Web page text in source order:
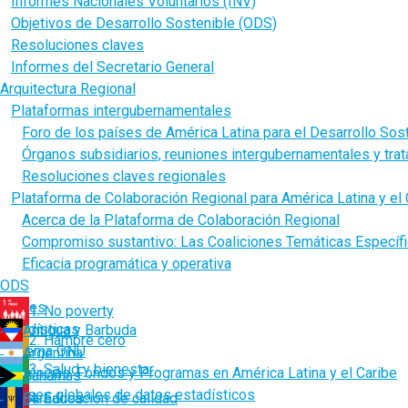
Objetivos de Desarrollo Sostenible (ODS)
Resoluciones claves
Informes del Secretario General
Arquitectura Regional
Plataformas intergubernamentales
Foro de los países de América Latina para el Desarrollo
Órganos subsidiarios, reuniones intergubernamentales y
Resoluciones claves regionales
Plataforma de Colaboración Regional para América Latina y el
Acerca de la Plataforma de Colaboración Regional
Compromiso sustantivo: Las Coaliciones Temáticas
Eficacia programática y operativa
ODS
1. No poverty
2. Hambre cero
3. Salud y bienestar
4. Educación de calidad
Países
Antigua y Barbuda
Argentina
Bahamas
Barbados
Estadísticas
Sistema ONU
Agencias, Fondos y Programas en América Latina y el Caribe
Bases globales de datos estadísticos